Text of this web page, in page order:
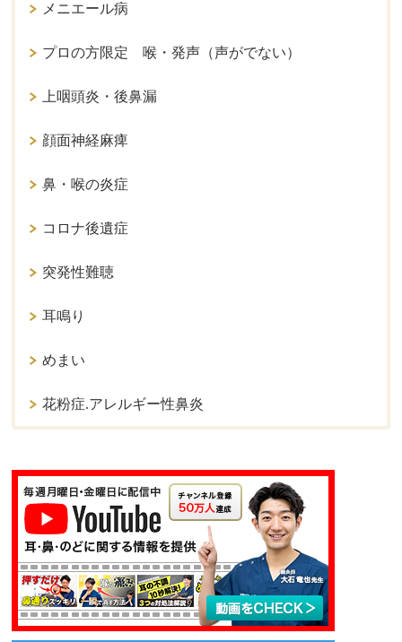
メニエール病
プロの方限定 喉・発声（声がでない）
上咽頭炎・後鼻漏
顔面神経麻痺
鼻・喉の炎症
コロナ後遺症
突発性難聴
耳鳴り
めまい
花粉症.アレルギー性鼻炎